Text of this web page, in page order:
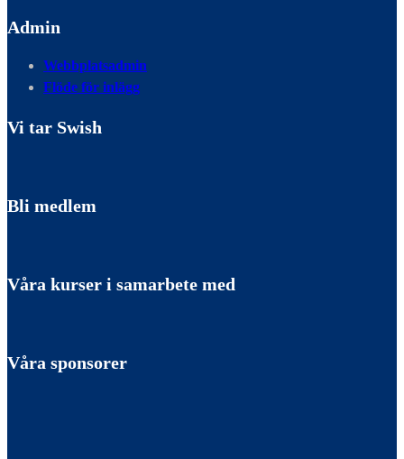
Admin
Webbplatsadmin
Flöde för inlägg
Vi tar Swish
Bli medlem
Våra kurser i samarbete med
Våra sponsorer